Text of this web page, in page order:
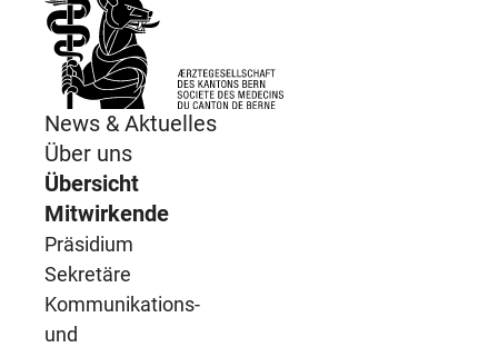
News & Aktuelles
Über uns
Übersicht
Mitwirkende
Präsidium
Sekretäre
Kommunikations-
und